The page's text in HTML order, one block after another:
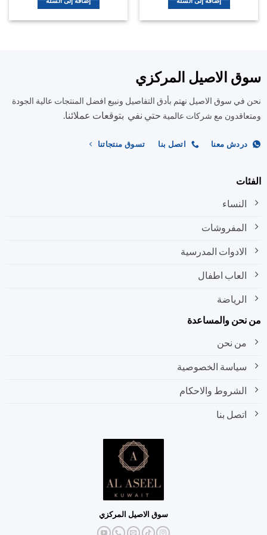
سوق الاصيل المركزي
نحن في سوق الاصيل نهتم بأدق التفاصيل ونبيع افضل المنتجات عالية الجودة
ومتعاقدون مع شركات عالمية حتي نفي بتوقعات عملائنا.
دردش معنا اتصل بنا تسوق منتجاتنا
الفئات
النساء
المفروشات
الادوات المدرسية
العاب اطفال
الرياضة
من نحن والمساعدة
من نحن
سياسة الخصوصية
الشروط والاحكام
اتصل بنا
سوق الاصيل المركزي